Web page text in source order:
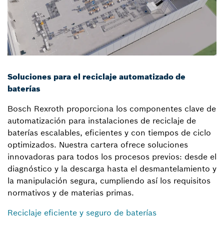
Soluciones para el reciclaje automatizado de
baterías
Bosch Rexroth proporciona los componentes clave de
automatización para instalaciones de reciclaje de
baterías escalables, eficientes y con tiempos de ciclo
optimizados. Nuestra cartera ofrece soluciones
innovadoras para todos los procesos previos: desde el
diagnóstico y la descarga hasta el desmantelamiento y
la manipulación segura, cumpliendo así los requisitos
normativos y de materias primas.
Reciclaje eficiente y seguro de baterías